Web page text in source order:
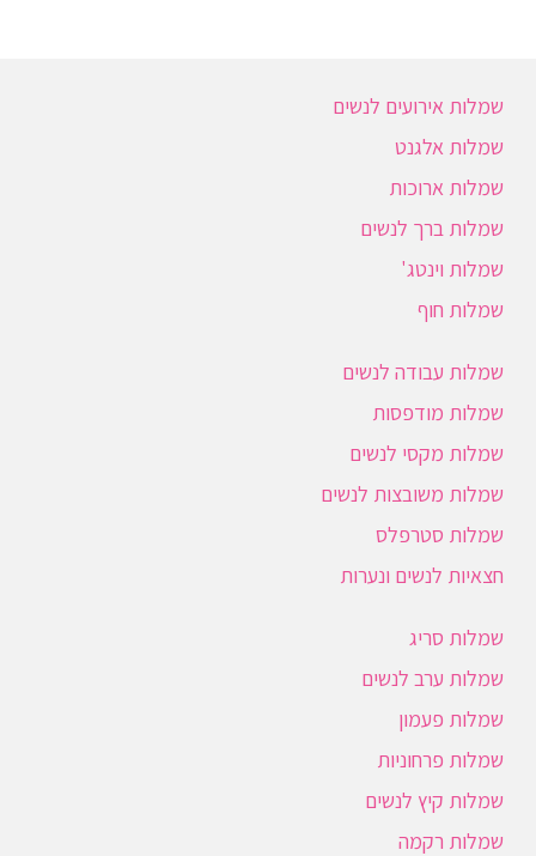
שמלות אירועים לנשים
שמלות אלגנט
שמלות ארוכות
שמלות ברך לנשים
שמלות וינטג'
שמלות חוף
שמלות עבודה לנשים
שמלות מודפסות
שמלות מקסי לנשים
שמלות משובצות לנשים
שמלות סטרפלס
חצאיות לנשים ונערות
שמלות סריג
שמלות ערב לנשים
שמלות פעמון
שמלות פרחוניות
שמלות קיץ לנשים
שמלות רקמה